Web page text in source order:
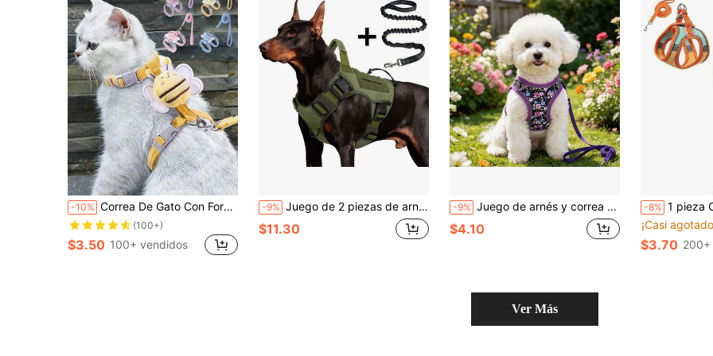
-10% Correa De Gato Con Forma Linda De Abeja, Arnés Anti-escape Para Gato Con Correas Ajustables Para El Pecho Y La Espalda
(100+)
$3.50 100+ vendidos
-9% Juego de 2 piezas de arnés y correa para perro sin tirones con asa para mejor control con correa elástica para perros medianos y grandes para caminar, senderismo y entrenamiento
$11.30
-9% Juego de arnés y correa suave y ajustable para perros, arnés de pecho para perros pequeños, adecuado para perros pequeños, arnés de pecho para perros que no tiran
$4.10
-8% 1 pieza Correa de terciopelo reflectante, Arnés
¡Casi
$3.70
Ver Más